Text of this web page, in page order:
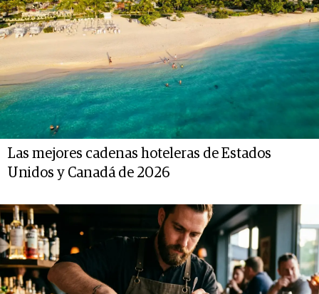
Las mejores cadenas hoteleras de Estados
Unidos y Canadá de 2026